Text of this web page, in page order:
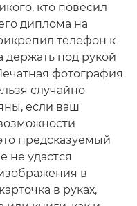
кто повесил
диплома на
телефон к
держать под рукой
фотография
случайно
если ваш
предсказуемый
не удастся
в
в руках,